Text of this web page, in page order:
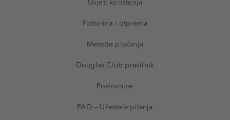
Uvjeti korištenja
Poštarina i otprema
Metode plaćanja
Douglas Club pravilnik
Poslovnice
FAQ – Učestala pitanja